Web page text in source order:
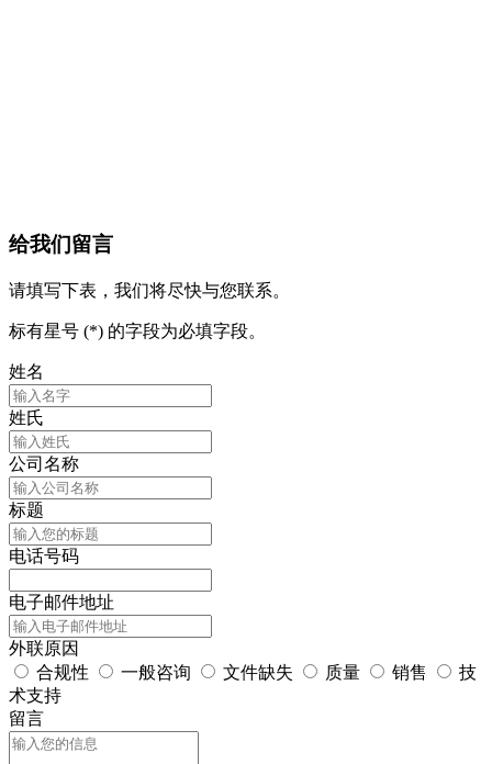
给我们留言
请填写下表，我们将尽快与您联系。
标有星号 (*) 的字段为必填字段。
姓名
姓氏
公司名称
标题
电话号码
电子邮件地址
外联原因
合规性
一般咨询 文件缺失 质量 销售
技
术支持
留言